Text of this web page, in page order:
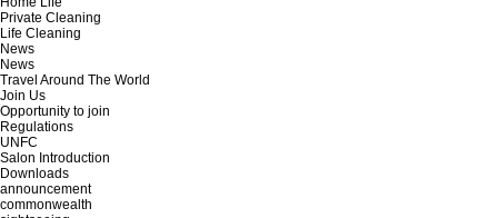
Private Cleaning
Life Cleaning
News
News
Travel Around The World
Join Us
Opportunity to join
Regulations
UNFC
Salon Introduction
Downloads
announcement
commonwealth